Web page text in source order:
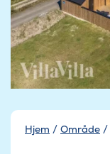
Hjem / Område /